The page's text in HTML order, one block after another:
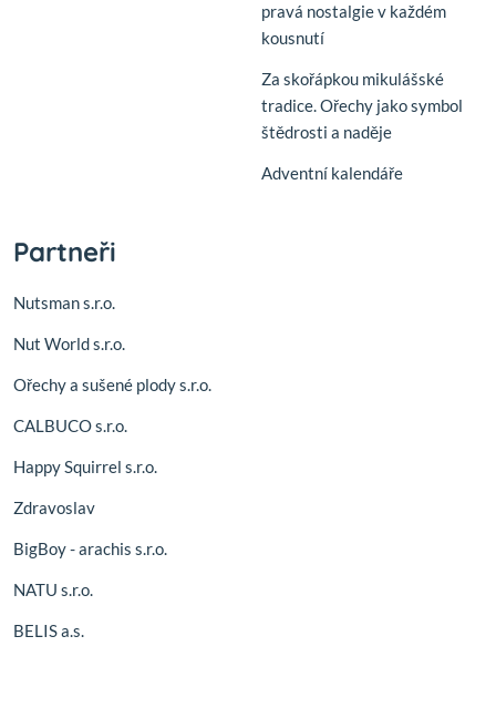
pravá nostalgie v každém
kousnutí
Za skořápkou mikulášské
tradice. Ořechy jako symbol
štědrosti a naděje
Adventní kalendáře
Partneři
Nutsman s.r.o.
Nut World s.r.o.
Ořechy a sušené plody s.r.o.
CALBUCO s.r.o.
Happy Squirrel s.r.o.
Zdravoslav
BigBoy - arachis s.r.o.
NATU s.r.o.
BELIS a.s.